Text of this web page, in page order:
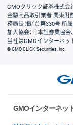
GMOクリック証券株式会
金融商品取引業者 関東財
務局長（銀代）第330号 所
加入協会：日本証券業協
当社はGMOインターネッ
© GMO CLICK Securities, Inc.
GMOインターネッ